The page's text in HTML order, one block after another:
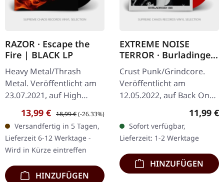
RAZOR · Escape the
Fire | BLACK LP
Heavy Metal/Thrash
Metal. Veröffentlicht am
23.07.2021, auf High
Roller Records. Schwarzes
Vinyl im Standard-Cover
mit A5 Foto-Karte und
Insert.…
Verkaufspreis:
13,99 € Regulärer Preis:
18,99 €(-26.33%)
Versandfertig in 5 Tagen,
Lieferzeit 6-12 Werktage -
Wird in Kürze eintreffen
HINZUFÜGEN
EXTREME NOISE
TERROR · Burladingen
1988 | RED LP
Crust Punk/Grindcore.
Veröffentlicht am
12.05.2022, auf Back On
Black. Rotes Vinyl LP.
Limitierte Auflage. Dieses
rohe Dokument zeigt
Extreme Noise…
11,99 €
Sofort verfügbar,
Lieferzeit: 1-2 Werktage
HINZUFÜGEN